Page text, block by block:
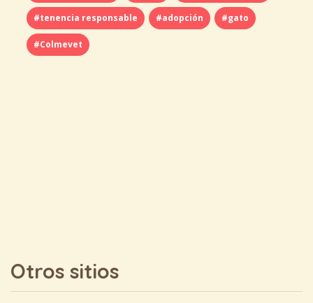
#tenencia responsable #adopción #gato
#Colmevet
Otros sitios